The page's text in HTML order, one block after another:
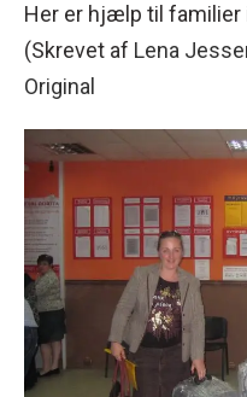
Her er hjælp til familier
(Skrevet af Lena
Original